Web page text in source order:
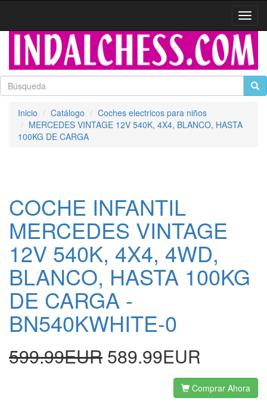
Inicio Catálogo
Coches electricos para niños
MERCEDES VINTAGE 12V 540K, 4X4, BLANCO, HASTA
100KG DE CARGA
COCHE INFANTIL
MERCEDES VINTAGE
12V 540K, 4X4, 4WD,
BLANCO, HASTA 100KG
DE CARGA -
BN540KWHITE-0
599.99EUR 589.99EUR
Comprar Ahora